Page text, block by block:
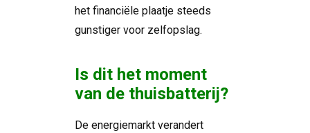
het financiële plaatje steeds
gunstiger voor zelfopslag.
Is dit het moment
van de thuisbatterij?
De energiemarkt verandert